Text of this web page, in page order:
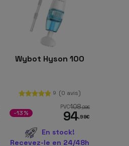
Wybot Hyson 100
9 (0 avis)
PVC108,98€
94,98€
-13%
En stock!
Recevez-le en 24/48h